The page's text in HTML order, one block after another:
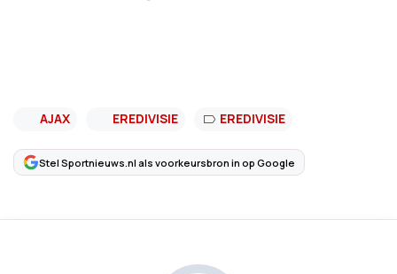
AJAX EREDIVISIE EREDIVISIE
Stel Sportnieuws.nl als voorkeursbron in op Google